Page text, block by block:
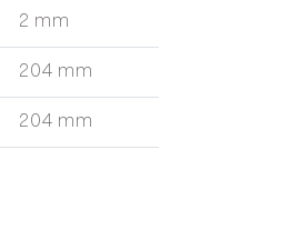
2 mm
204 mm
204 mm